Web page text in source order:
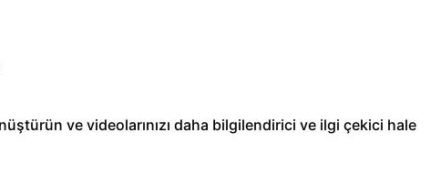
ve videolarınızı daha bilgilendirici ve ilgi çekici hale